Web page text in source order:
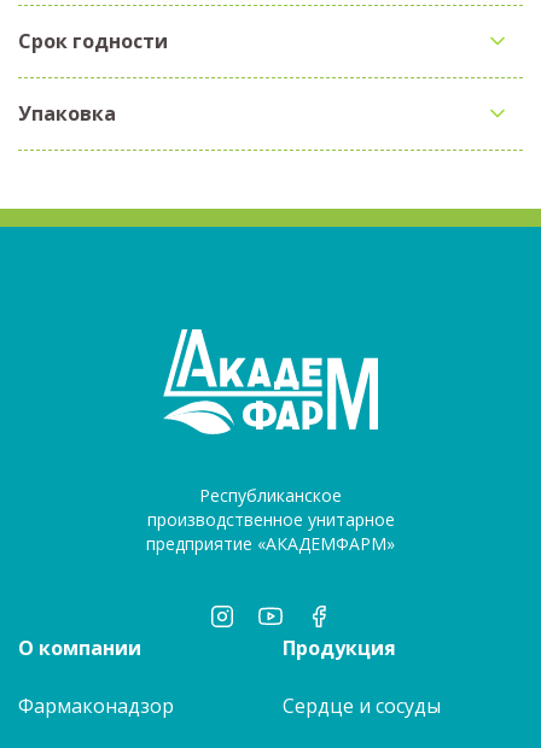
Срок годности
Упаковка
Республиканское
производственное унитарное
предприятие «АКАДЕМФАРМ»
О компании
Фармаконадзор
Продукция
Сердце и сосуды